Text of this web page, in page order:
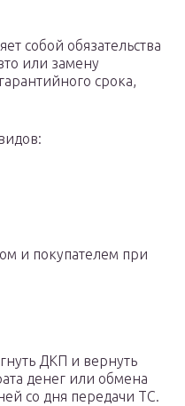
собой обязательства
или замену
срока,
и покупателем при
ДКП и вернуть
денег или обмена
со дня передачи ТС.